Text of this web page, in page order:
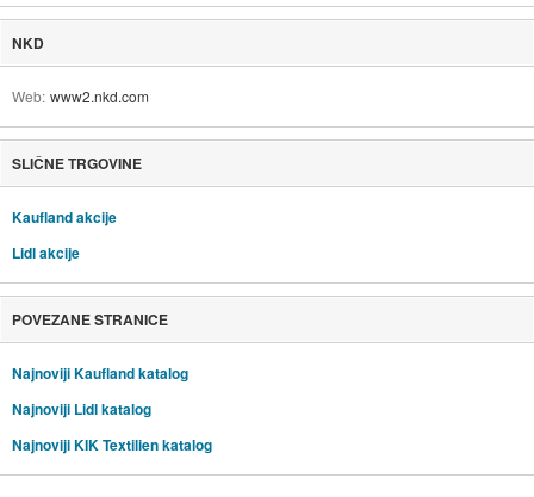
NKD
Web www2.nkd.com
SLIČNE TRGOVINE
Kaufland akcije
Lidl akcije
POVEZANE STRANICE
Najnoviji Kaufland katalog
Najnoviji Lidl katalog
Najnoviji KIK Textilien katalog